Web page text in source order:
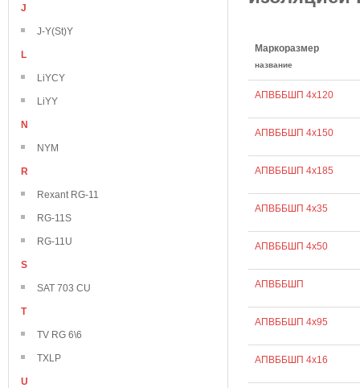
J
J-Y(St)Y
L
LiYCY
LiYY
N
NYM
R
Rexant RG-11
RG-11S
RG-11U
S
SAT 703 CU
T
TV RG 6\6
TXLP
U
Маркоразмер
название
АПВББШП 4х120
АПВББШП 4х150
АПВББШП 4х185
АПВББШП 4х35
АПВББШП 4х50
АПВББШП
АПВББШП 4х95
АПВББШП 4х16